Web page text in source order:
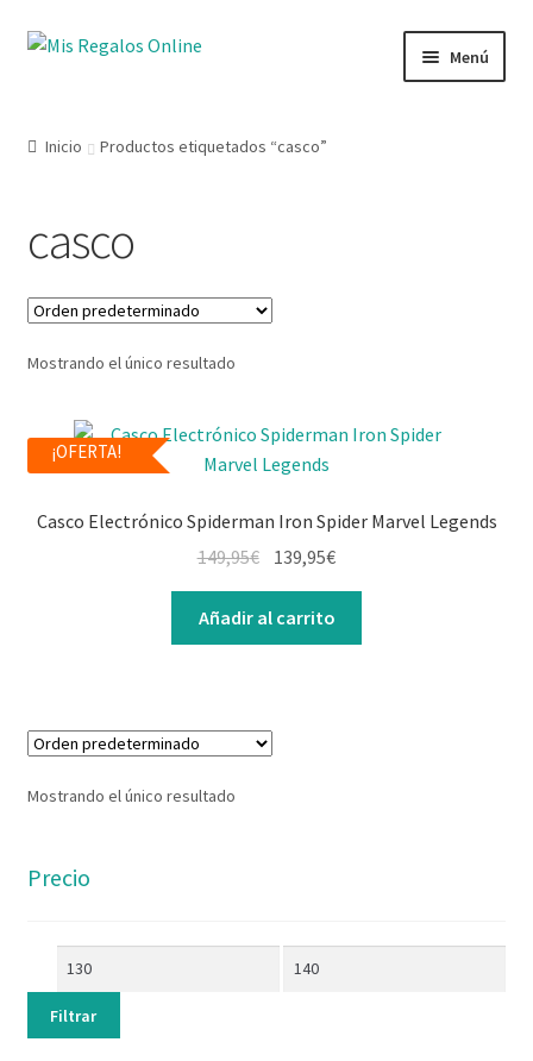
Menú
Secciones
Ofertas
Novedades
Lista de deseos
Inicio Productos etiquetados “casco”
casco
Mostrando el único resultado
¡OFERTA!
Casco Electrónico Spiderman Iron Spider Marvel Legends
149,95€ 139,95€
Añadir al carrito
Mostrando el único resultado
Precio
Filtrar